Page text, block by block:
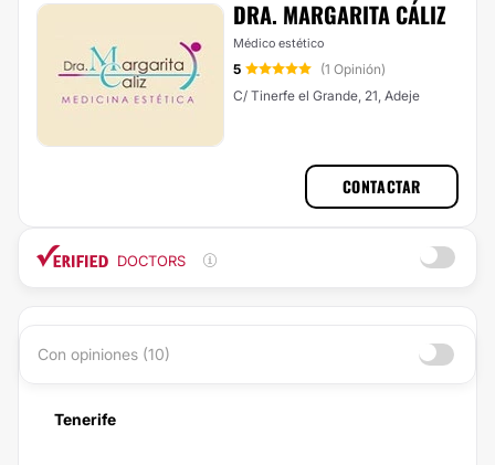
DRA. MARGARITA CÁLIZ
Médico estético
5
(1 Opinión)
C/ Tinerfe el Grande, 21, Adeje
CONTACTAR
DOCTORS
Con opiniones (10)
Tenerife